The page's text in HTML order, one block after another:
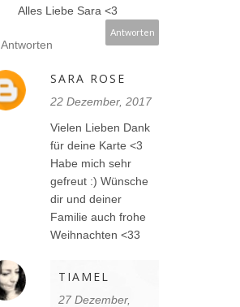
Alles Liebe Sara <3
Antworten
Antworten
SARA ROSE
22 Dezember, 2017
Vielen Lieben Dank
für deine Karte <3
Habe mich sehr
gefreut :) Wünsche
dir und deiner
Familie auch frohe
Weihnachten <33
TIAMEL
27 Dezember,